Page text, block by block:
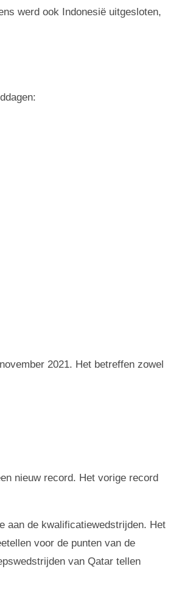
werd ook Indonesië uitgesloten,
2021. Het betreffen zowel
nieuw record. Het vorige record
aan de kwalificatiewedstrijden. Het
voor de punten van de
van Qatar tellen